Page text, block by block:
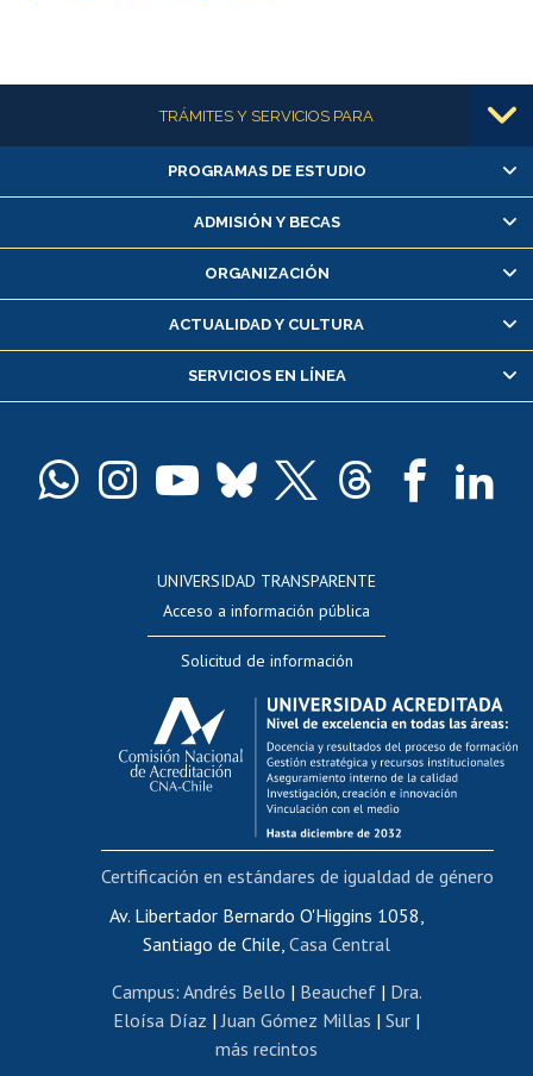
Más informaciónTRÁMITES Y SERVICIOS PARA
Alumnas/os y exalumnas/os
Matrícula en línea
Inscripción y cambio de asignaturas
Consulta y certificado de notas
Servicio médico y dental
Pago de arancel y crédito alumnos
Docentes
Evaluación docente
Calificación académica
Postulación al AUCAI
Funcionarias/os
Cursos internos de capacitación
Bienestar del personal
Portal de movilidad interna
Certificado de renta
Certificado de renta honorarios
Editar páginas blancas
Extranjeras/os
PROGRAMAS DE ESTUDIO
ADMISIÓN Y BECAS
ORGANIZACIÓN
ACTUALIDAD Y CULTURA
SERVICIOS EN LÍNEA
UNIVERSIDAD TRANSPARENTE
Acceso a información pública
Solicitud de información
Av. Libertador Bernardo O'Higgins 1058,
Santiago de Chile, Casa Central
Campus: Andrés Bello | Beauchef| Dra.
Eloísa Díaz |Juan Gómez Millas | Sur |
más recintos
Certificación en estándares de igualdad de género